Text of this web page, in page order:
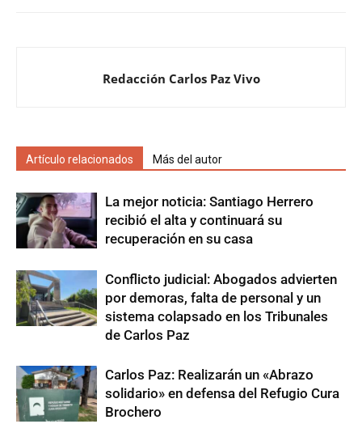
Redacción Carlos Paz Vivo
Artículo relacionados Más del autor
La mejor noticia: Santiago Herrero
recibió el alta y continuará su
recuperación en su casa
Conflicto judicial: Abogados advierten
por demoras, falta de personal y un
sistema colapsado en los Tribunales
de Carlos Paz
Carlos Paz: Realizarán un «Abrazo
solidario» en defensa del Refugio Cura
Brochero